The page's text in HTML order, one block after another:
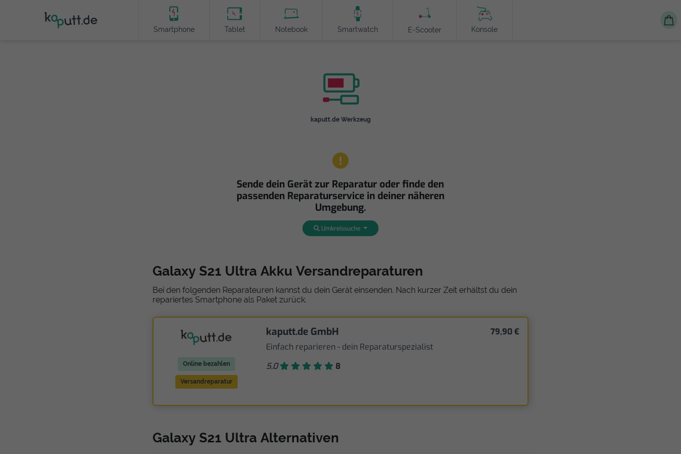
Smartphone Tablet Notebook Smartwatch E-Scooter Konsole
kaputt.de Werkzeug
Sende dein Gerät zur Reparatur oder finde den
passenden Reparaturservice in deiner näheren
Umgebung.
Umkreissuche
Galaxy S21 Ultra Akku Versandreparaturen
Bei den folgenden Reparateuren kannst du dein Gerät einsenden. Nach kurzer Zeit erhältst du dein
repariertes Smartphone als Paket zurück.
Online bezahlen
Versandreparatur
kaputt.de GmbH
Einfach reparieren - dein Reparaturspezialist
5,0
8
79,90 €
Galaxy S21 Ultra Alternativen